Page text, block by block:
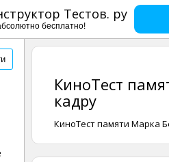
Тестов. ру
бесплатно!
КиноТест
кадру
КиноТест памяти Марка